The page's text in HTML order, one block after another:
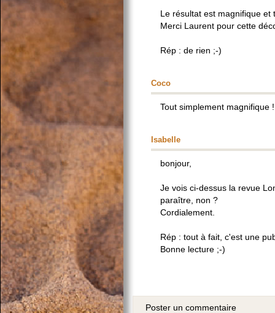
Le résultat est magnifique et
Merci Laurent pour cette
Rép : de rien ;-)
Coco
Tout simplement magnifique !
Isabelle
bonjour,
Je vois ci-dessus la revue
paraître, non ?
Cordialement.
Rép : tout à fait, c'est une
Bonne lecture ;-)
Poster un commentaire